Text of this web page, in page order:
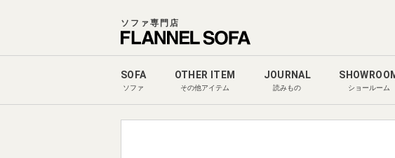
ソファ専門店
SOFA
ソファ
OTHER ITEM
その他アイテム
JOURNAL
読みもの ショールーム